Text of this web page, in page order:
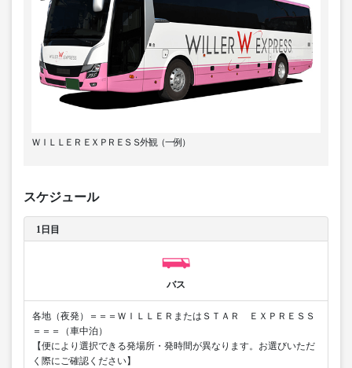
ＷＩＬＬＥＲ ＥＸＰＲＥＳＳ外観（一例）
スケジュール
1日目
バス
各地（夜発）＝＝＝ＷＩＬＬＥＲまたはＳＴＡＲ ＥＸＰＲＥＳＳ
＝＝＝（車中泊）
【便により選択できる発場所・発時間が異なります。お選びいただ
く際にご確認ください】